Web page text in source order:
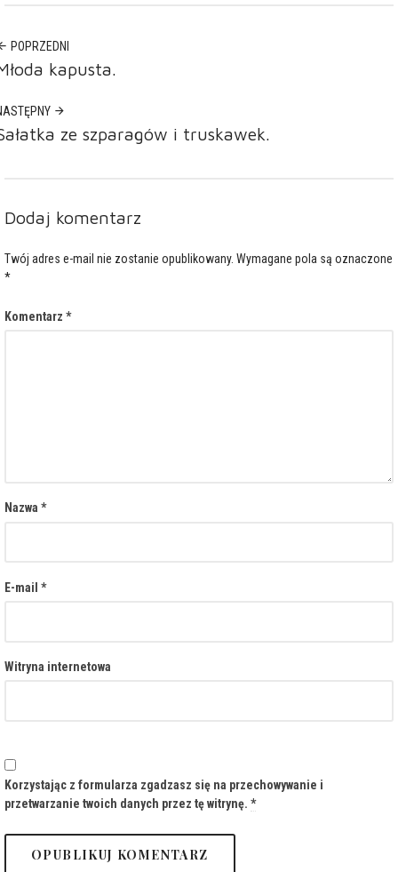
POPRZEDNI
kapusta.
ze szparagów i truskawek.
Dodaj komentarz
Twój adres e-mail nie zostanie opublikowany. Wymagane pola są oznaczone
*
Komentarz *
Nazwa *
E-mail *
Witryna internetowa
Korzystając z formularza zgadzasz się na przechowywanie i
przetwarzanie twoich danych przez tę witrynę. *